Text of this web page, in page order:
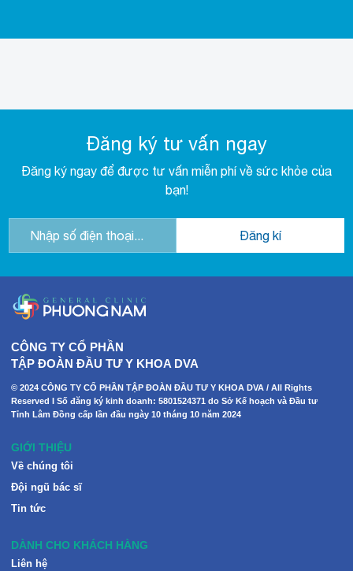
Đăng ký tư vấn ngay
Đăng ký ngay để được tư vấn miễn phí về sức khỏe của
bạn!
CÔNG TY CỔ PHẦN
TẬP ĐOÀN ĐẦU TƯ Y KHOA DVA
© 2024 CÔNG TY CỔ PHẦN TẬP ĐOÀN ĐẦU TƯ Y KHOA DVA / All Rights
Reserved I Số đăng ký kinh doanh: 5801524371 do Sở Kế hoạch và Đầu tư
Tỉnh Lâm Đồng cấp lần đầu ngày 10 tháng 10 năm 2024
GIỚI THIỆU
Về chúng tôi
Đội ngũ bác sĩ
Tin tức
DÀNH CHO KHÁCH HÀNG
Liên hệ